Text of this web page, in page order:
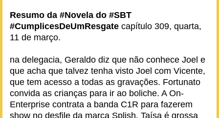
Resumo da #Novela do #SBT
#CumplicesDeUmResgate capítulo 309, quarta,
11 de março.
na delegacia, Geraldo diz que não conhece Joel e
que acha que talvez tenha visto Joel com Vicente,
que tem acesso a todas as gravações. Fortunato
convida as crianças para ir ao boliche. A On-
Enterprise contrata a banda C1R para fazerem
show no desfile da marca Splish. Taísa é grossa